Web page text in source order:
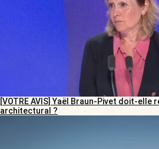
[VOTRE AVIS] Yaël Braun-Pivet doit-elle
architectural ?